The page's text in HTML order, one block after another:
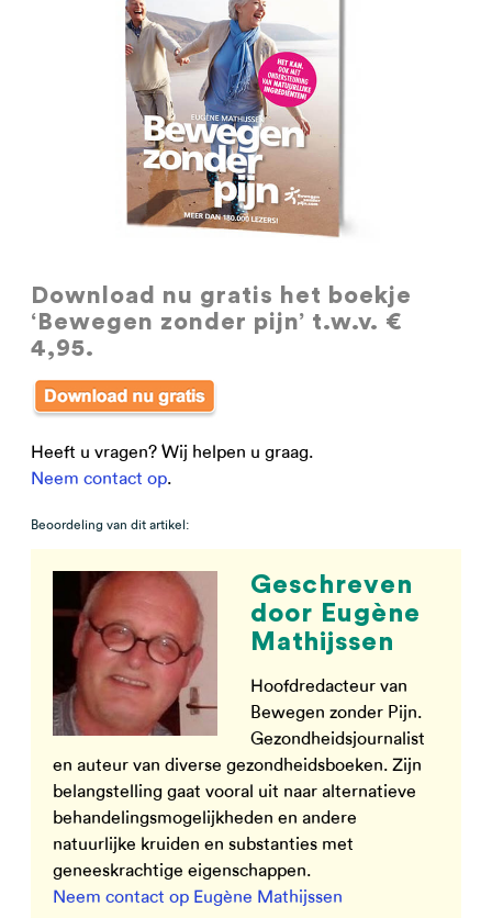
Download nu gratis het boekje
‘Bewegen zonder pijn’ t.w.v. €
4,95.
Heeft u vragen? Wij helpen u graag.
Neem contact op.
Beoordeling van dit artikel:
Geschreven
door Eugène
Mathijssen
Hoofdredacteur van
Bewegen zonder Pijn.
Gezondheidsjournalist
en auteur van diverse gezondheidsboeken. Zijn
belangstelling gaat vooral uit naar alternatieve
behandelingsmogelijkheden en andere
natuurlijke kruiden en substanties met
geneeskrachtige eigenschappen.
Neem contact op Eugène Mathijssen